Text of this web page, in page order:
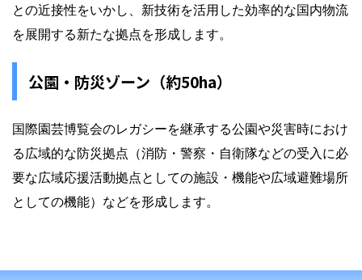
との近接性をいかし、新技術を活用した効率的な国内物流
を展開する新たな拠点を形成します。
公園・防災ゾーン（約50ha）
国際園芸博覧会のレガシーを継承する公園や災害時におけ
る広域的な防災拠点（消防・警察・自衛隊などの受入に必
要な広域応援活動拠点としての施設・機能や広域避難場所
としての機能）などを形成します。